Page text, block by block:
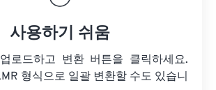
사용하기 쉬움
로드하고 변환 버튼을 클릭하세요.
형식으로 일괄 변환할 수도 있습니